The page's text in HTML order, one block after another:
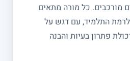
מורכבים. כל מורה מתאים
התלמיד, עם דגש על
פתרון בעיות והבנה